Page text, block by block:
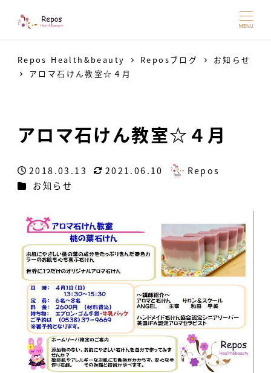
MENU
Repos Health&beauty Reposブログ
お知らせ
アロマ石けん教室☆４月
アロマ石けん教室☆４月
投稿日
2018.03.13
更新日
2021.06.10
著
Repos
カテゴリー
お知らせ